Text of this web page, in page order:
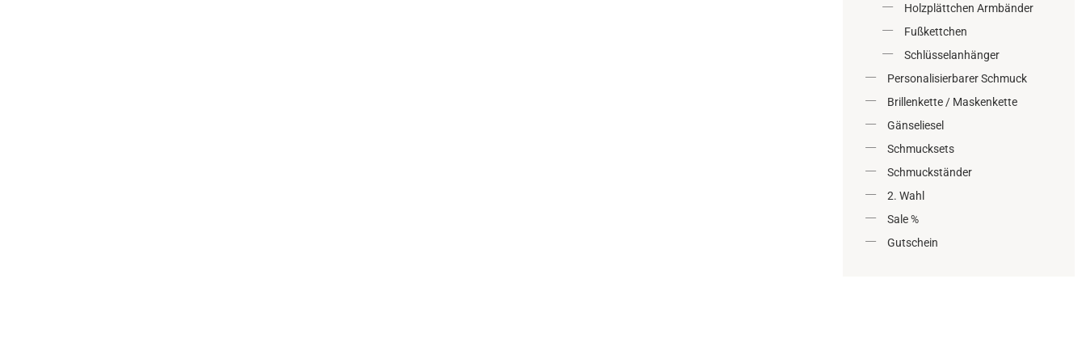
Holzplättchen Armbänder
Fußkettchen
Schlüsselanhänger
Personalisierbarer Schmuck
Brillenkette / Maskenkette
Gänseliesel
Schmucksets
Schmuckständer
2. Wahl
Sale %
Gutschein